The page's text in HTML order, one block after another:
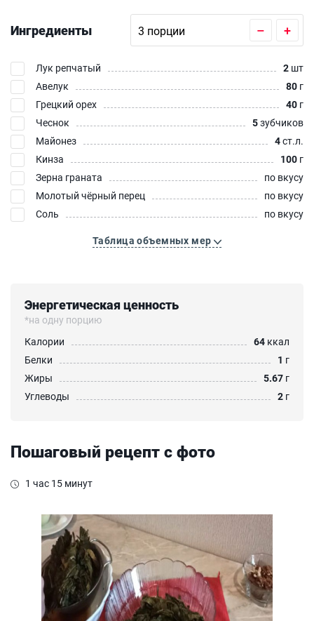
Ингредиенты – +
Лук репчатый 2 шт
Авелук
80 г
Грецкий орех
40 г
Чеснок
5зубчиков
Майонез
4ст.л.
Кинза
100 г
Зерна граната
по вкусу
Молотый чёрный перец
по вкусу
Соль
по вкусу
Таблица объемных мер
Энергетическая ценность
*на одну порцию
Калории
64 ккал
Белки
1 г
Жиры
5.67 г
Углеводы
2 г
Пошаговый рецепт с фото
1 час 15 минут